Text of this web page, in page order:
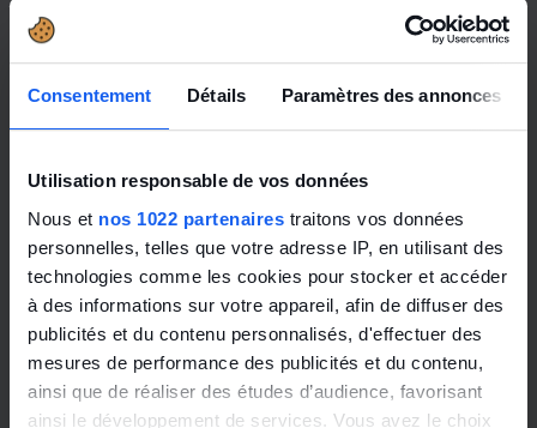
Consentement Détails Paramètres des annonces
Utilisation responsable de vos données
Nous et nos 1022 partenaires traitons vos données
personnelles, telles que votre adresse IP, en utilisant des
technologies comme les cookies pour stocker et accéder
à des informations sur votre appareil, afin de diffuser des
publicités et du contenu personnalisés, d'effectuer des
mesures de performance des publicités et du contenu,
ainsi que de réaliser des études d’audience, favorisant
ainsi le développement de services. Vous avez le choix
l’organe de contrôle de l’entreprise (conseil
d’administration ou de surveillance). Le CSE doit
ensuite recevoir la réponse argumentée de cet
organe. Enfin, le CSE peut formuler une réponse en
Deux remarques méritent ici des développements.
Premièrement, il est possible de ne procéder à
cette consultation ni au niveau des CSE
d’établissement ni au niveau du CSE central, mais
uniquement au niveau du comité de groupe. Pour
cela, un
accord de groupe doit être conclu dans